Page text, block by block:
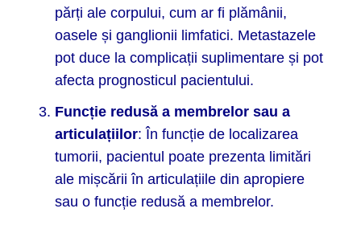
părți ale corpului, cum ar fi plămânii,
oasele și ganglionii limfatici. Metastazele
pot duce la complicații suplimentare și pot
afecta prognosticul pacientului.
Funcție redusă a membrelor sau a
articulațiilor: În funcție de localizarea
tumorii, pacientul poate prezenta limitări
ale mișcării în articulațiile din apropiere
sau o funcție redusă a membrelor.